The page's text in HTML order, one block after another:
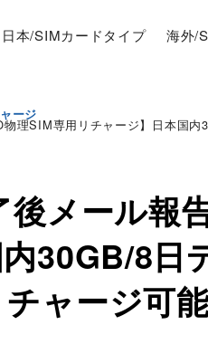
日本/SIMカードタイプ 海外/
ージ
理SIM専用リチャージ】日本国
後メール
30GB/8
ャージ可能